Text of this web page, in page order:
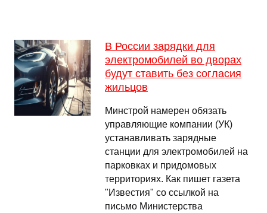
В России зарядки для
электромобилей во дворах
будут ставить без согласия
жильцов
Минстрой намерен обязать
управляющие компании (УК)
устанавливать зарядные
станции для электромобилей на
парковках и придомовых
территориях. Как пишет газета
"Известия" со ссылкой на
письмо Министерства